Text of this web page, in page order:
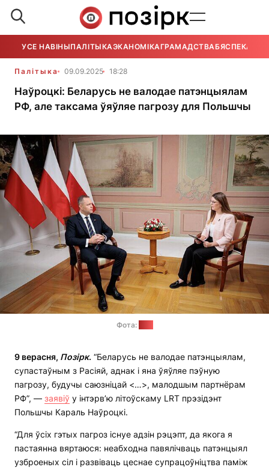
УСЕ НАВІНЫПАЛІТЫКАЭКАНОМІКАГРАМАДСТВАБЯСПЕКА
Палітыка 09.09.2025 18:28
Наўроцкі: Беларусь не валодае патэнцыялам
РФ, але таксама ўяўляе пагрозу для Польшчы
Фота:
9 верасня, Позірк. “Беларусь не валодае патэнцыялам,
супастаўным з Расіяй, аднак і яна ўяўляе пэўную
пагрозу, будучы саюзніцай <…>, малодшым партнёрам
РФ”, — заявіў у інтэрв’ю літоўскаму LRT прэзідэнт
Польшчы Караль Наўроцкі.
“Для ўсіх гэтых пагроз існуе адзін рэцэпт, да якога я
пастаянна вяртаюся: неабходна павялічваць патэнцыял
узброеных сіл і развіваць цеснае супрацоўніцтва паміж